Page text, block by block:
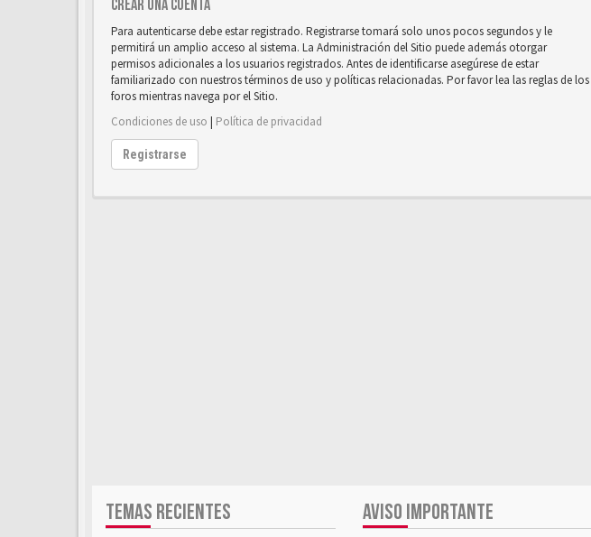
Crear una cuenta
Para autenticarse debe estar registrado. Registrarse tomará solo unos pocos segundos y le
permitirá un amplio acceso al sistema. La Administración del Sitio puede además otorgar
permisos adicionales a los usuarios registrados. Antes de identificarse asegúrese de estar
familiarizado con nuestros términos de uso y políticas relacionadas. Por favor lea las reglas de los
foros mientras navega por el Sitio.
Condiciones de uso | Política de privacidad
Registrarse
TEMAS RECIENTES AVISO IMPORTANTE